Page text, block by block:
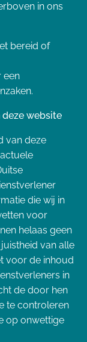
in ons
bereid of
een
website
van deze
die wij in
voor
helaas geen
van alle
voor de inhoud
in
de door hen
te controleren
op onwettige